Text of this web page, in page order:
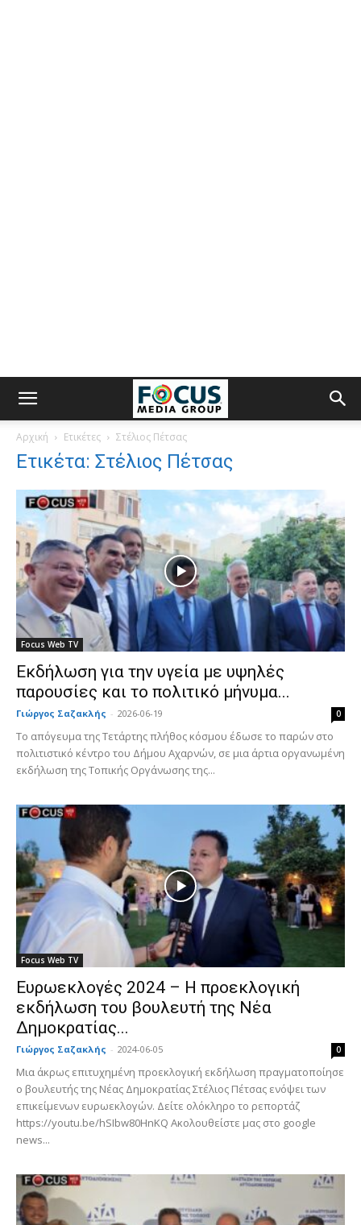
Αρχική Ετικέτες Στέλιος Πέτσας
Ετικέτα: Στέλιος Πέτσας
Focus Web TV
Εκδήλωση για την υγεία με υψηλές
παρουσίες και το πολιτικό μήνυμα...
Γιώργος Σαζακλής - 2026-06-19 0
Το απόγευμα της Τετάρτης πλήθος κόσμου έδωσε το παρών στο
πολιτιστικό κέντρο του Δήμου Αχαρνών, σε μια άρτια οργανωμένη
εκδήλωση της Τοπικής Οργάνωσης της...
Focus Web TV
Ευρωεκλογές 2024 – Η προεκλογική
εκδήλωση του βουλευτή της Νέα
Δημοκρατίας...
Γιώργος Σαζακλής - 2024-06-05 0
Μια άκρως επιτυχημένη προεκλογική εκδήλωση πραγματοποίησε
ο βουλευτής της Νέας Δημοκρατίας Στέλιος Πέτσας ενόψει των
επικείμενων ευρωεκλογών. Δείτε ολόκληρο το ρεπορτάζ
https://youtu.be/hSIbw80HnKQ Ακολουθείστε μας στο google
news...